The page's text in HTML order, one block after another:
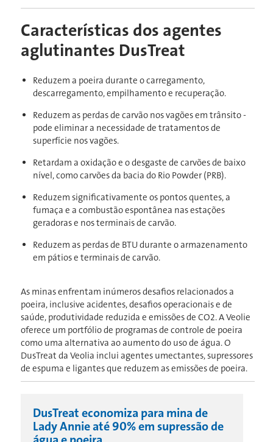
Características dos agentes
aglutinantes DusTreat
Reduzem a poeira durante o carregamento,
descarregamento, empilhamento e recuperação.
Reduzem as perdas de carvão nos vagões em trânsito -
pode eliminar a necessidade de tratamentos de
superfície nos vagões.
Retardam a oxidação e o desgaste de carvões de baixo
nível, como carvões da bacia do Rio Powder (PRB).
Reduzem significativamente os pontos quentes, a
fumaça e a combustão espontânea nas estações
geradoras e nos terminais de carvão.
Reduzem as perdas de BTU durante o armazenamento
em pátios e terminais de carvão.
As minas enfrentam inúmeros desafios relacionados a
poeira, inclusive acidentes, desafios operacionais e de
saúde, produtividade reduzida e emissões de CO2. A Veolie
oferece um portfólio de programas de controle de poeira
como uma alternativa ao aumento do uso de água. O
DusTreat da Veolia inclui agentes umectantes, supressores
de espuma e ligantes que reduzem as emissões de poeira.
DusTreat economiza para mina de
Lady Annie até 90% em supressão de